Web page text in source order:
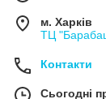
м. Харків
ТЦ
Контакти
Сьогодні